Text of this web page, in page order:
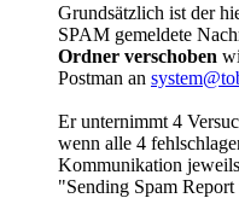
Grundsätzlich ist der
SPAM gemeldete
Ordner verschoben
Postman an
Er unternimmt 4
wenn alle 4
Kommunikation jeweils
"Sending Spam